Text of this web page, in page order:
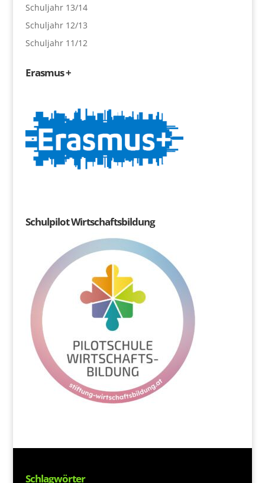
Schuljahr 13/14
Schuljahr 12/13
Schuljahr 11/12
Erasmus +
Schulpilot Wirtschaftsbildung
Schlagwörter